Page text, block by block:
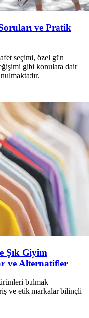
ve Pratik
seçimi, özel gün
gibi konulara dair
Şık Giyim
ve Alternatifler
bulmak
ve etik markalar bilinçli